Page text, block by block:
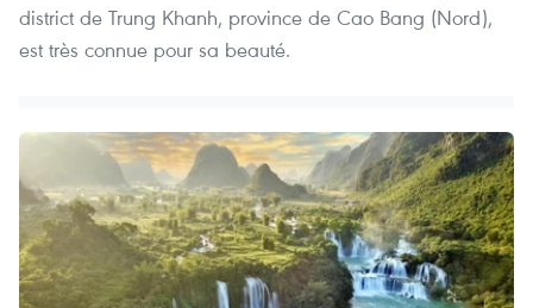
district de Trung Khanh, province de Cao Bang (Nord),
est très connue pour sa beauté.